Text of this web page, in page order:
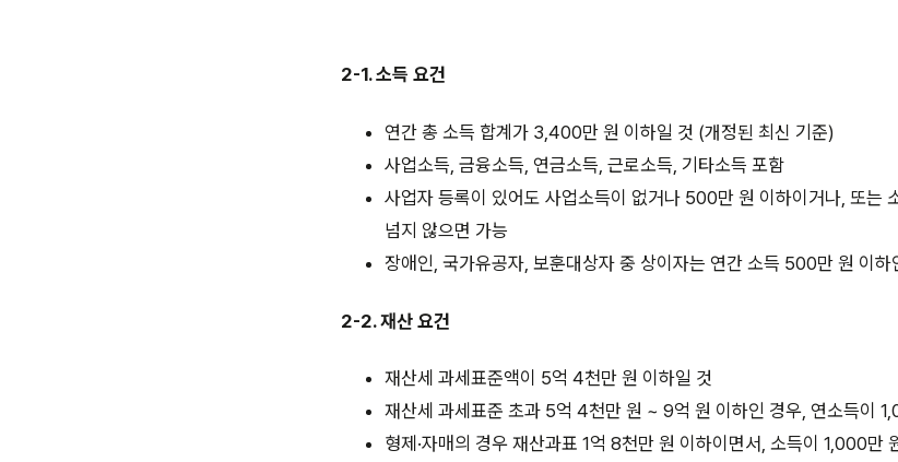
2-1. 소득 요건
연간 총 소득 합계가 3,400만 원 이하일 것 (개정된 최신 기준)
사업소득, 금융소득, 연금소득, 근로소득, 기타소득 포함
사업자 등록이 있어도 사업소득이 없거나 500만 원 이하이거나, 또는
넘지 않으면 가능
장애인, 국가유공자, 보훈대상자 중 상이자는 연간 소득 500만 원 이하
2-2. 재산 요건
재산세 과세표준액이 5억 4천만 원 이하일 것
재산세 과세표준 초과 5억 4천만 원 ~ 9억 원 이하인 경우, 연소득이
형제·자매의 경우 재산과표 1억 8천만 원 이하이면서, 소득이 1,000만